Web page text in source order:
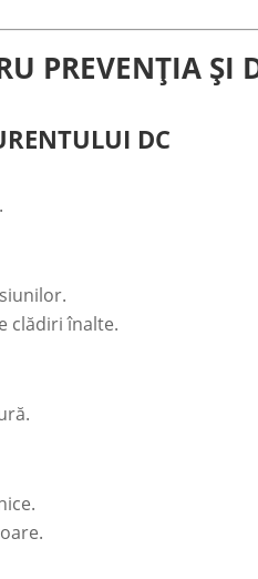
PREVENȚIA ȘI
DC
clădiri înalte.